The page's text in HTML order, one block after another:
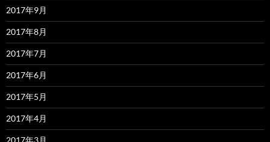
2017年9月
2017年8月
2017年7月
2017年6月
2017年5月
2017年4月